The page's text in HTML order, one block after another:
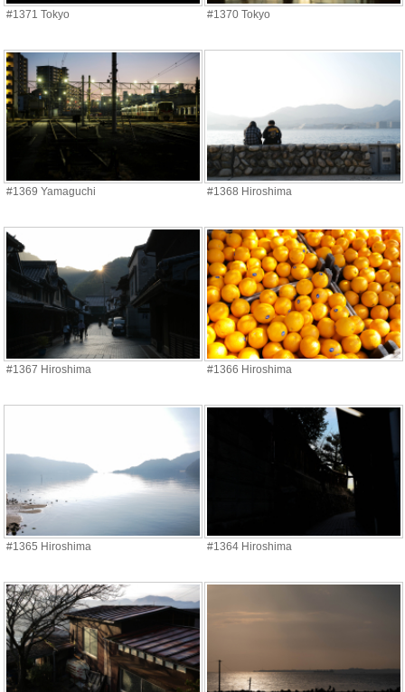
#1371 Tokyo #1370 Tokyo
#1369 Yamaguchi #1368 Hiroshima
#1367 Hiroshima #1366 Hiroshima
#1365 Hiroshima #1364 Hiroshima